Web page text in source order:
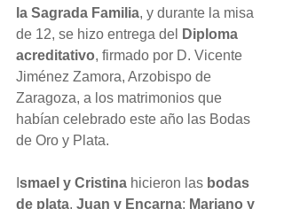
la Sagrada Familia, y durante la misa
de 12, se hizo entrega del
Diploma
acreditativo, firmado por D. Vicente
Jiménez Zamora, Arzobispo de
Zaragoza, a los matrimonios que
habían celebrado este año las Bodas
de Oro y Plata.
smael y Cristina hicieron las bodas
de plata. Juan y Encarna; Mariano y